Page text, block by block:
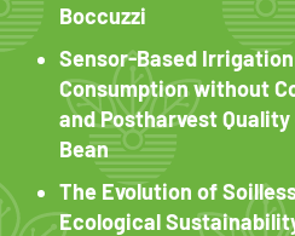
Boccuzzi
Sensor-Based
Consumption without
and Postharvest
Bean
The Evolution of
Ecological